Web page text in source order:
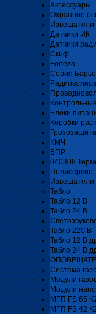
Аксессуары
Охранное
Извещатели
Датчики ИК
Датчики
Скиф
Forteza
Серия
Блоки
Коробки
Грозозащита
КМЧ
БПР
040308
Полисервис
Табло
Табло 12 В
Табло 24 В
Табло 220 В
Табло 12 В
Табло 24 В
Система
Модули
Модули
МГП FS 65
МГП FS 42